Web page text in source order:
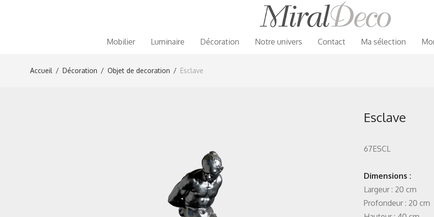
Mobilier Luminaire Décoration Notre univers Contact Ma sélection
Accueil / Décoration / Objet de decoration / Esclave
Esclave
67ESCL
Dimensions :
Largeur : 20 cm
Profondeur : 20 cm